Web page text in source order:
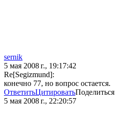
sernik
5 мая 2008 г., 19:17:42
Re[Segizmund]:
конечно 77, но вопрос остается.
ОтветитьЦитироватьПоделиться
5 мая 2008 г., 22:20:57